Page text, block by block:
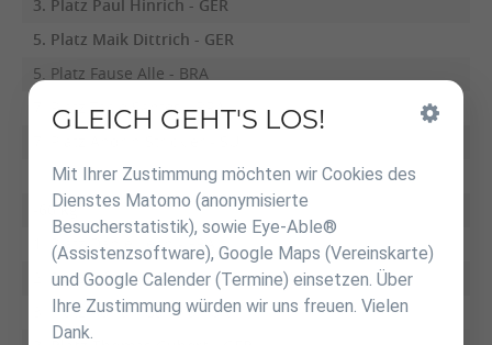
3. Platz Paul Hinrich - GER
5. Platz Maik Dittrich - GER
5. Platz Fause Alle - BRA
7. Platz Tacio Santos - BRA
-66 kg
1. Platz Daniel Jean - FRA
2. Platz Jeferson Santos Junior - BRA
3. Platz Adrian Gandia PUR
Inhalt
GLEICH GEHT'S LOS!
Mit Ihrer Zustimmung möchten wir Cookies des
Dienstes Matomo (anonymisierte
Besucherstatistik), sowie Eye-Able®
(Assistenzsoftware), Google Maps (Vereinskarte)
und Google Calender (Termine) einsetzen. Über
Ihre Zustimmung würden wir uns freuen. Vielen
Dank.